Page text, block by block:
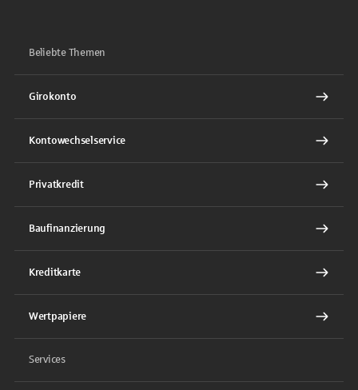
Beliebte Themen
Girokonto
Kontowechselservice
Privatkredit
Baufinanzierung
Kreditkarte
Wertpapiere
Services